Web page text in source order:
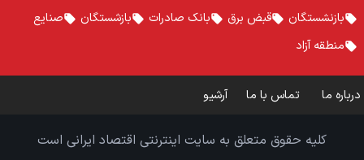
بازنشستگان
قبض برق بانک صادرات بازشستگان
صنایع
منطقه آزاد
درباره ما تماس با ما آرشیو
کلیه حقوق متعلق به سایت اینترنتی اقتصاد ایرانی است